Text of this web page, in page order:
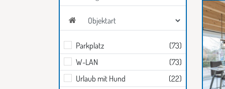
Eingabe Objektart
Parkplatz
(73)
W-LAN
(73)
Urlaub mit Hund
(22)